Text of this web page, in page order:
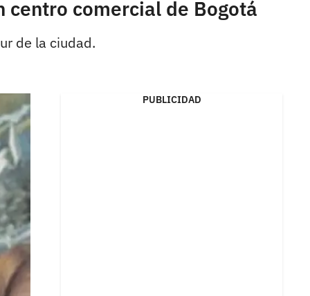
comercial de Bogotá
de la ciudad.
PUBLICIDAD